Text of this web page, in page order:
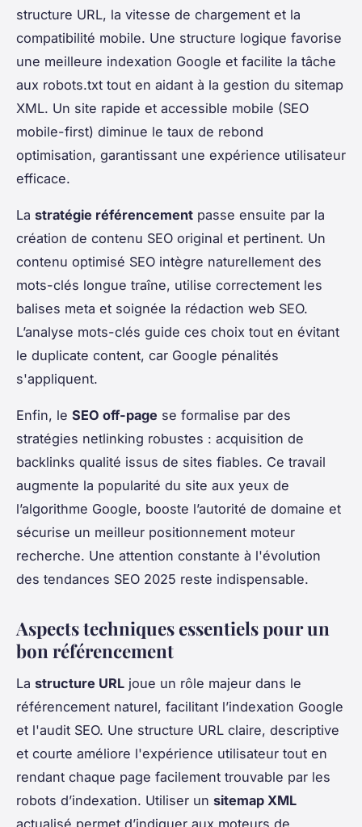
structure URL, la vitesse de chargement et la
compatibilité mobile. Une structure logique favorise
une meilleure indexation Google et facilite la tâche
aux robots.txt tout en aidant à la gestion du sitemap
XML. Un site rapide et accessible mobile (SEO
mobile-first) diminue le taux de rebond
optimisation, garantissant une expérience utilisateur
efficace.
La stratégie référencement passe ensuite par la
création de contenu SEO original et pertinent. Un
contenu optimisé SEO intègre naturellement des
mots-clés longue traîne, utilise correctement les
balises meta et soignée la rédaction web SEO.
L’analyse mots-clés guide ces choix tout en évitant
le duplicate content, car Google pénalités
s'appliquent.
Enfin, le SEO off-page se formalise par des
stratégies netlinking robustes : acquisition de
backlinks qualité issus de sites fiables. Ce travail
augmente la popularité du site aux yeux de
l’algorithme Google, booste l’autorité de domaine et
sécurise un meilleur positionnement moteur
recherche. Une attention constante à l'évolution
des tendances SEO 2025 reste indispensable.
Aspects techniques essentiels pour un
bon référencement
La structure URL joue un rôle majeur dans le
référencement naturel, facilitant l’indexation Google
et l'audit SEO. Une structure URL claire, descriptive
et courte améliore l'expérience utilisateur tout en
rendant chaque page facilement trouvable par les
robots d’indexation. Utiliser un sitemap XML